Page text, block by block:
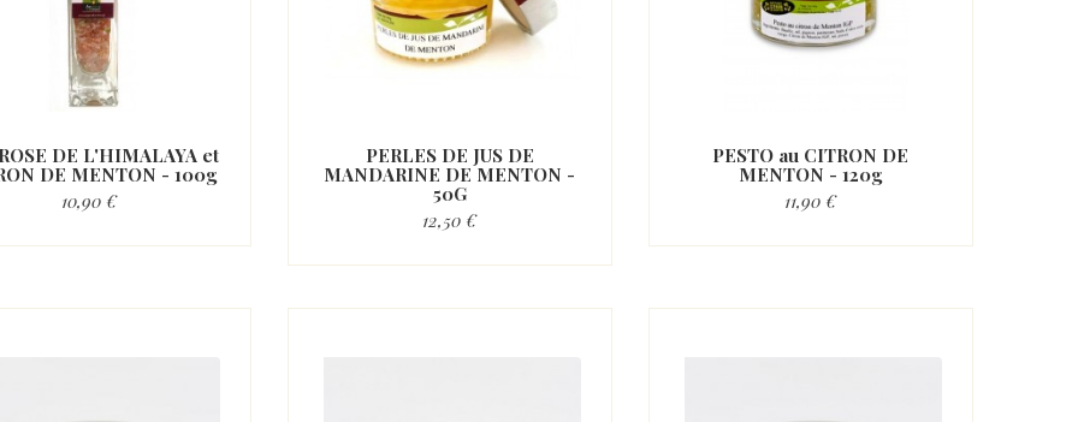
DE L'HIMALAYA et
DE MENTON - 100g
10,90 €
PERLES DE JUS DE
MANDARINE DE MENTON -
50G
12,50 €
PESTO au CITRON DE
MENTON - 120g
11,90 €